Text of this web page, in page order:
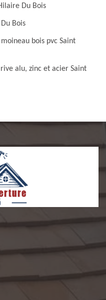
Du Bois
Bois
bois pvc Saint
alu, zinc et acier Saint